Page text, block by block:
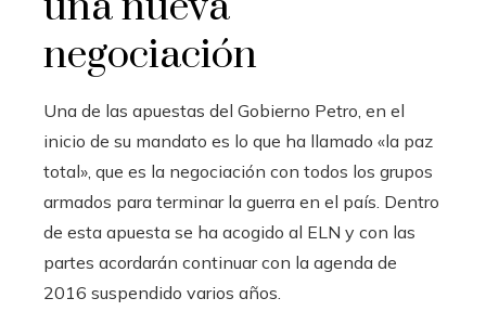
negociación
Una de las apuestas del Gobierno Petro, en el
inicio de su mandato es lo que ha llamado «la paz
total», que es la negociación con todos los grupos
armados para terminar la guerra en el país. Dentro
de esta apuesta se ha acogido al ELN y con las
partes acordarán continuar con la agenda de
2016 suspendido varios años.